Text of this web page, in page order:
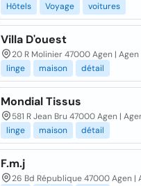
Hôtels
Voyage voitures
Villa D'ouest
20 R Molinier 47000 Agen | Agen
linge
maison détail
Mondial Tissus
581 R Jean Bru 47000 Agen |
linge
maison détail
F.m.j
26 Bd République 47000 Agen |